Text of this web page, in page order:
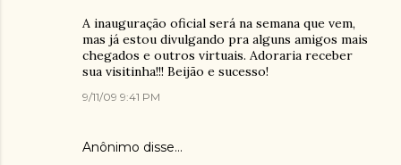
A inauguração oficial será na semana que vem,
mas já estou divulgando pra alguns amigos mais
chegados e outros virtuais. Adoraria receber
sua visitinha!!! Beijão e sucesso!
9/11/09 9:41 PM
Anônimo disse…